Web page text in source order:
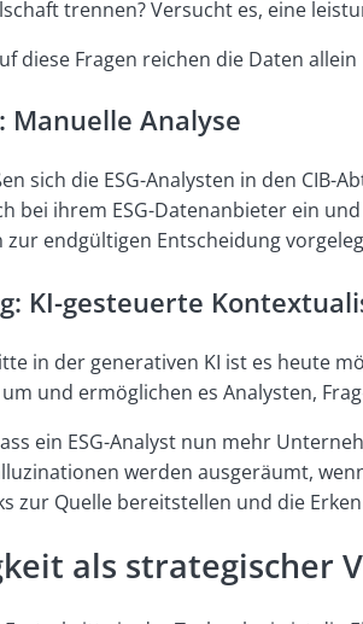
trennen? Versucht es, eine
diese Fragen reichen die Daten
Manuelle Analyse
sich die ESG-Analysten in den CIB-
bei ihrem ESG-Datenanbieter ein
zur endgültigen Entscheidung
KI-gesteuerte
in der generativen KI ist es heute
und ermöglichen es Analysten,
ein ESG-Analyst nun mehr
werden ausgeräumt,
zur Quelle bereitstellen und die
als strategischer